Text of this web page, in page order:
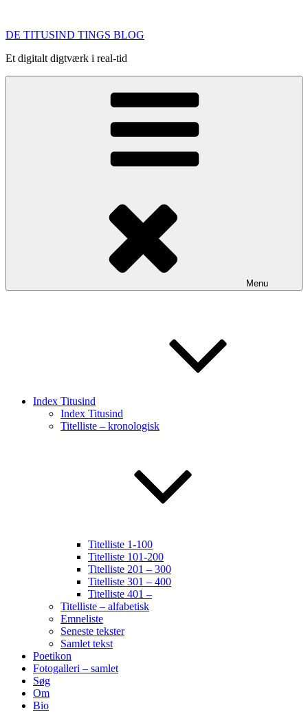
indhold
DE TITUSIND TINGS BLOG
Et digitalt digtværk i real-tid
Menu
Index Titusind
Index Titusind
Titelliste – kronologisk
Titelliste 1-100
Titelliste 101-200
Titelliste 201 – 300
Titelliste 301 – 400
Titelliste 401 –
Titelliste – alfabetisk
Emneliste
Seneste tekster
Samlet tekst
Poetikon
Fotogalleri – samlet
Søg
Om
Bio